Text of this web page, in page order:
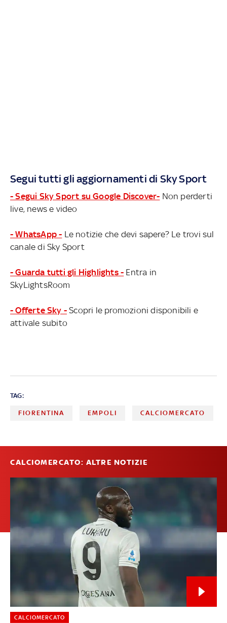
Segui tutti gli aggiornamenti di Sky Sport
- Segui Sky Sport su Google Discover- Non perderti
live, news e video
- WhatsApp - Le notizie che devi sapere? Le trovi sul
canale di Sky Sport
- Guarda tutti gli Highlights - Entra in
SkyLightsRoom
- Offerte Sky - Scopri le promozioni disponibili e
attivale subito
TAG:
FIORENTINA EMPOLI CALCIOMERCATO
CALCIOMERCATO: ALTRE NOTIZIE
CALCIOMERCATO